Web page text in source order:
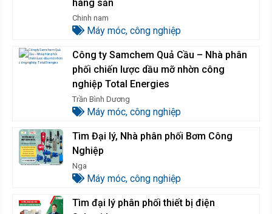
hàng sẵn
Chinh nam
Máy móc, công nghiệp
Công ty Samchem Quả Cầu – Nhà phân
phối chiến lược dầu mỡ nhờn công
nghiệp Total Energies
Trần Bình Dương
Máy móc, công nghiệp
Tìm Đại lý, Nhà phân phối Bơm Công
Nghiệp
Nga
Máy móc, công nghiệp
Tìm đại lý phân phối thiết bị điện